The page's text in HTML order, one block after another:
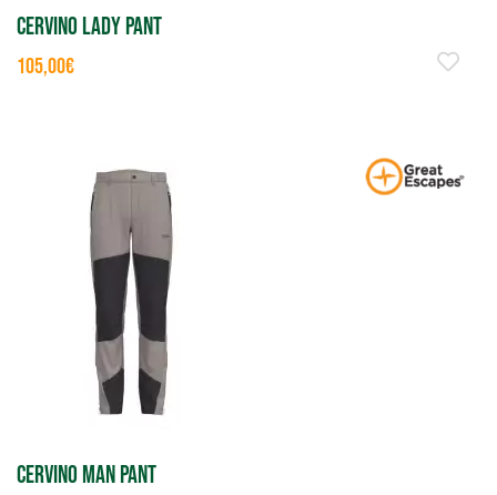
CERVINO LADY PANT
105,00€
CERVINO MAN PANT